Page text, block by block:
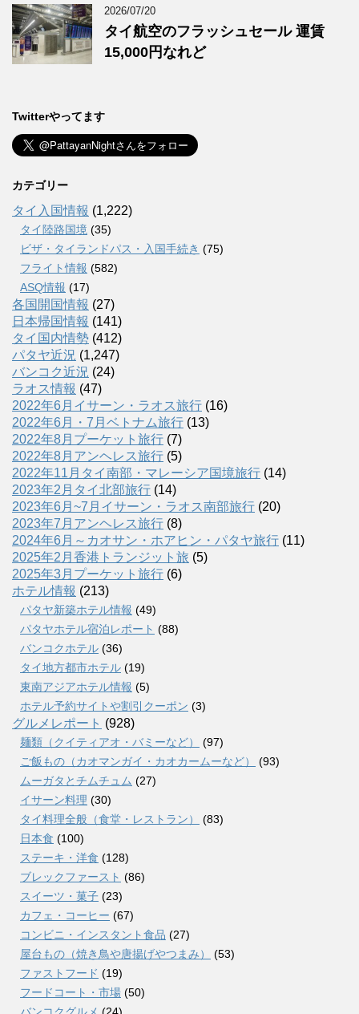
2026/07/20
タイ航空のフラッシュセール 運賃
15,000円なれど
Twitterやってます
カテゴリー
タイ入国情報 (1,222)
タイ陸路国境 (35)
ビザ・タイランドパス・入国手続き (75)
フライト情報 (582)
ASQ情報 (17)
各国開国情報 (27)
日本帰国情報 (141)
タイ国内情勢 (412)
パタヤ近況 (1,247)
バンコク近況 (24)
ラオス情報 (47)
2022年6月イサーン・ラオス旅行 (16)
2022年6月・7月ベトナム旅行 (13)
2022年8月プーケット旅行 (7)
2022年8月アンヘレス旅行 (5)
2022年11月タイ南部・マレーシア国境旅行 (14)
2023年2月タイ北部旅行 (14)
2023年6月~7月イサーン・ラオス南部旅行 (20)
2023年7月アンヘレス旅行 (8)
2024年6月～カオサン・ホアヒン・パタヤ旅行 (11)
2025年2月香港トランジット旅 (5)
2025年3月プーケット旅行 (6)
ホテル情報 (213)
パタヤ新築ホテル情報 (49)
パタヤホテル宿泊レポート (88)
バンコクホテル (36)
タイ地方都市ホテル (19)
東南アジアホテル情報 (5)
ホテル予約サイトや割引クーポン (3)
グルメレポート (928)
麺類（クイティアオ・バミーなど）
(97)
ご飯もの（カオマンガイ・カオカームーなど）
(93)
ムーガタとチムチュム (27)
イサーン料理 (30)
タイ料理全般（食堂・レストラン）
(83)
日本食 (100)
ステーキ・洋食 (128)
ブレックファースト (86)
スイーツ・菓子 (23)
カフェ・コーヒー (67)
コンビニ・インスタント食品 (27)
屋台もの（焼き鳥や唐揚げやつまみ）
(53)
ファストフード (19)
フードコート・市場 (50)
バンコクグルメ (24)